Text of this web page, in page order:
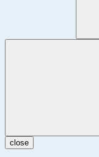
close